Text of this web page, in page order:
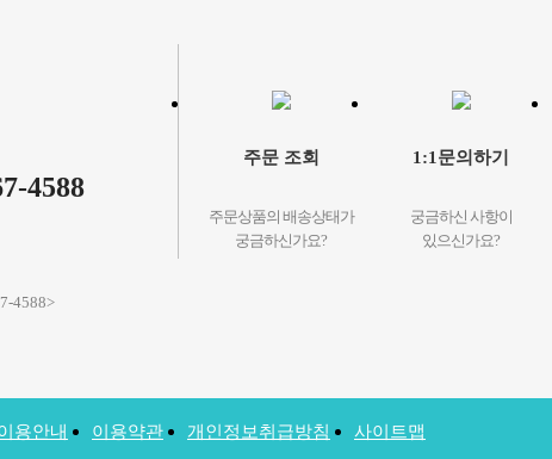
4588
4588>
주문 조회
주문상품의 배송상태가
궁금하신가요?
1:1문의하기
궁금하신 사항이
있으신가요?
용안내 이용약관 개인정보취급방침 사이트맵